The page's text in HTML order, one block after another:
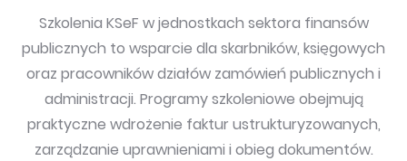
Szkolenia KSeF w jednostkach sektora finansów
publicznych to wsparcie dla skarbników, księgowych
oraz pracowników działów zamówień publicznych i
administracji. Programy szkoleniowe obejmują
praktyczne wdrożenie faktur ustrukturyzowanych,
zarządzanie uprawnieniami i obieg dokumentów.